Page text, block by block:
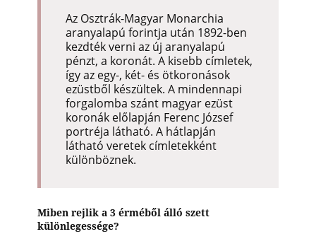
Az Osztrák-Magyar Monarchia
aranyalapú forintja után 1892-ben
kezdték verni az új aranyalapú
pénzt, a koronát. A kisebb címletek,
így az egy-, két- és ötkoronások
ezüstből készültek. A mindennapi
forgalomba szánt magyar ezüst
koronák előlapján Ferenc József
portréja látható. A hátlapján
látható veretek címletekként
különböznek.
Miben rejlik a 3 érméből álló szett
különlegessége?